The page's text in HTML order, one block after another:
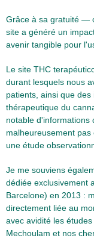
Grâce à sa gratuité —
site a généré un
avenir tangible pour
Le site THC
durant lesquels nous
patients, ainsi que
thérapeutique du
notable d'informations
malheureusement
une étude
Je me souviens
dédiée exclusivement
Barcelone) en 2013 :
directement liée au
avec avidité les
Mechoulam et nos